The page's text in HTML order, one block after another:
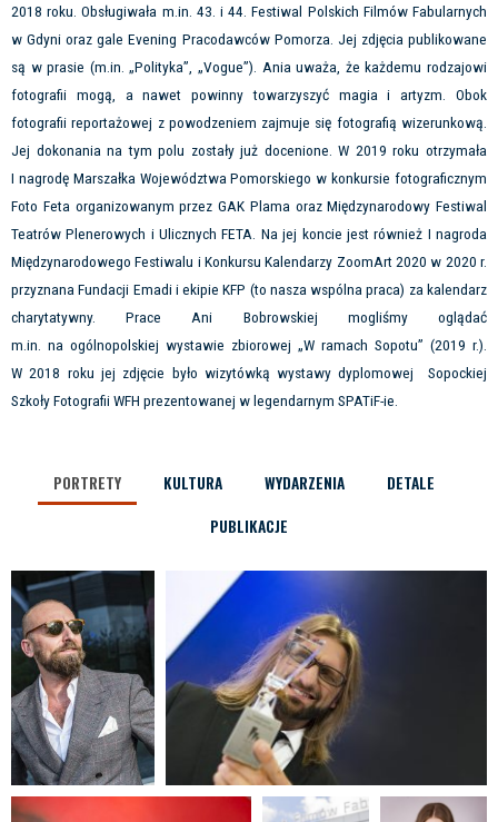
2018 roku. Obsługiwała m.in. 43. i 44. Festiwal Polskich Filmów Fabularnych
w Gdyni oraz gale Evening Pracodawców Pomorza. Jej zdjęcia publikowane
są w prasie (m.in. „Polityka”, „Vogue”). Ania uważa, że każdemu rodzajowi
fotografii mogą, a nawet powinny towarzyszyć magia i artyzm. Obok
fotografii reportażowej z powodzeniem zajmuje się fotografią wizerunkową.
Jej dokonania na tym polu zostały już docenione. W 2019 roku otrzymała
I nagrodę Marszałka Województwa Pomorskiego w konkursie fotograficznym
Foto Feta organizowanym przez GAK Plama oraz Międzynarodowy Festiwal
Teatrów Plenerowych i Ulicznych FETA. Na jej koncie jest również I nagroda
Międzynarodowego Festiwalu i Konkursu Kalendarzy ZoomArt 2020 w 2020 r.
przyznana Fundacji Emadi i ekipie KFP (to nasza wspólna praca) za kalendarz
charytatywny. Prace Ani Bobrowskiej mogliśmy oglądać
m.in. na ogólnopolskiej wystawie zbiorowej „W ramach Sopotu” (2019 r.).
W 2018 roku jej zdjęcie było wizytówką wystawy dyplomowej Sopockiej
Szkoły Fotografii WFH prezentowanej w legendarnym SPATiF-ie.
PORTRETY KULTURA WYDARZENIA
DETALE
PUBLIKACJE